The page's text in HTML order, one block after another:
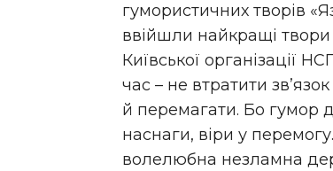
гумористичних творів
ввійшли найкращі твори
Київської організації
час – не втратити
й перемагати. Бо гумор
наснаги, віри у
волелюбна незламна